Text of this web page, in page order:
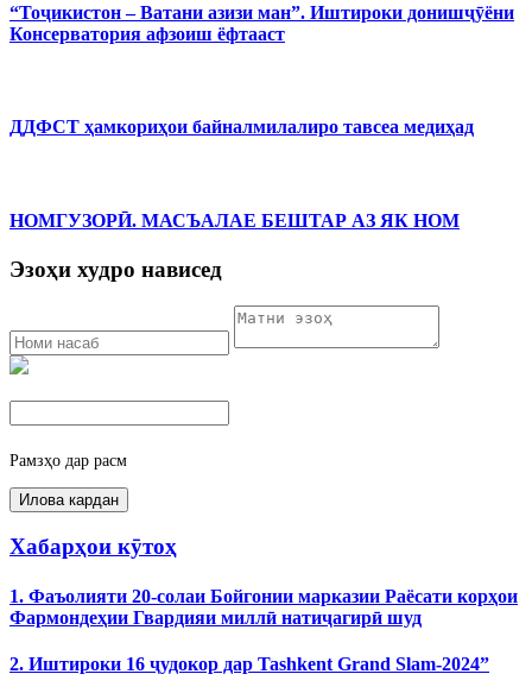
“Тоҷикистон – Ватани азизи ман”. Иштироки донишҷӯёни
Консерватория афзоиш ёфтааст
ДДФСТ ҳамкориҳои байналмилалиро тавсеа медиҳад
НОМГУЗОРӢ. МАСЪАЛАЕ БЕШТАР АЗ ЯК НОМ
Эзоҳи худро нависед
Рамзҳо дар расм
Хабарҳои кӯтоҳ
1. Фаъолияти 20-солаи Бойгонии марказии Раёсати корҳои
Фармондеҳии Гвардияи миллӣ натиҷагирӣ шуд
2. Иштироки 16 ҷудокор дар Tashkent Grand Slam-2024”